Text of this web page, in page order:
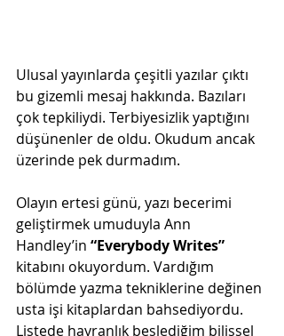
Ulusal yayınlarda çeşitli yazılar çıktı
bu gizemli mesaj hakkında. Bazıları
çok tepkiliydi. Terbiyesizlik yaptığını
düşünenler de oldu. Okudum ancak
üzerinde pek durmadım.
Olayın ertesi günü, yazı becerimi
geliştirmek umuduyla Ann
Handley’in “Everybody Writes”
kitabını okuyordum. Vardığım
bölümde yazma tekniklerine değinen
usta işi kitaplardan bahsediyordu.
Listede hayranlık beslediğim bilişsel